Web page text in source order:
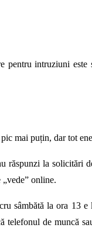
intruziuni
mai puțin, dar tot
răspunzi la
„vede” online.
sâmbătă la ora 13
de muncă